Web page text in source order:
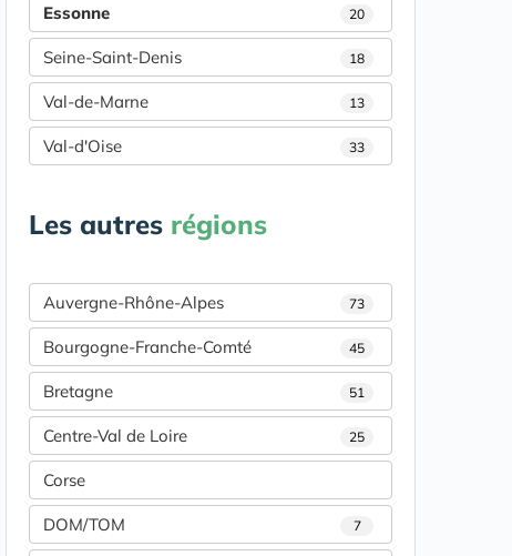
Essonne 20
Seine-Saint-Denis 18
Val-de-Marne 13
Val-d'Oise 33
Les autres régions
Auvergne-Rhône-Alpes 73
Bourgogne-Franche-Comté 45
Bretagne 51
Centre-Val de Loire 25
Corse
DOM/TOM 7